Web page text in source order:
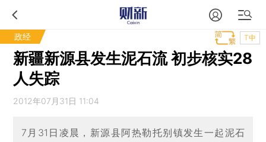
政经 T中
新疆新源县发生泥石流 初步核实28
人失踪
2012年07月31日 11:04
7月31日凌晨，新源县阿热勒托别镇发生一起泥石